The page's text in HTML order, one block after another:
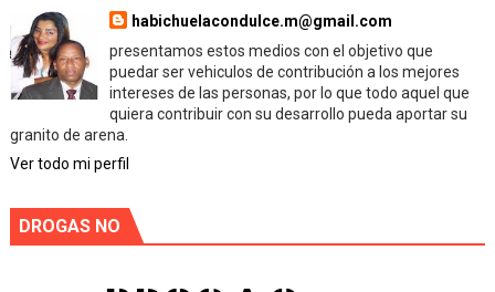
habichuelacondulce.m@gmail.com
presentamos estos medios con el objetivo que
puedar ser vehiculos de contribución a los mejores
intereses de las personas, por lo que todo aquel que
quiera contribuir con su desarrollo pueda aportar su
granito de arena.
Ver todo mi perfil
DROGAS NO